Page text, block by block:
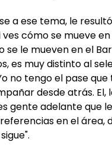
a ese tema, le
ves cómo se mueve
se le mueven en el
es muy distinto al
no tengo el pase que
desde atrás. El,
gente adelante que
en el área,